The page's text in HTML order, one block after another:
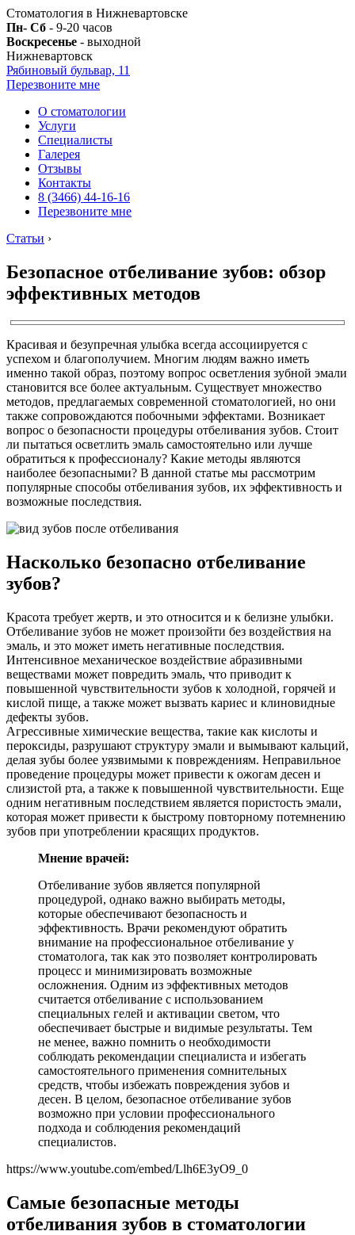
Стоматология в Нижневартовске
Пн- Сб - 9-20 часов
Воскресенье - выходной
Нижневартовск
Рябиновый бульвар, 11
Перезвоните мне
О стоматологии
Услуги
Специалисты
Галерея
Отзывы
Контакты
8 (3466) 44-16-16
Перезвоните мне
Статьи ›
Безопасное отбеливание зубов: обзор
эффективных методов
Красивая и безупречная улыбка всегда ассоциируется с
успехом и благополучием. Многим людям важно иметь
именно такой образ, поэтому вопрос осветления зубной эмали
становится все более актуальным. Существует множество
методов, предлагаемых современной стоматологией, но они
также сопровождаются побочными эффектами. Возникает
вопрос о безопасности процедуры отбеливания зубов. Стоит
ли пытаться осветлить эмаль самостоятельно или лучше
обратиться к профессионалу? Какие методы являются
наиболее безопасными? В данной статье мы рассмотрим
популярные способы отбеливания зубов, их эффективность и
возможные последствия.
Насколько безопасно отбеливание
зубов?
Красота требует жертв, и это относится и к белизне улыбки.
Отбеливание зубов не может произойти без воздействия на
эмаль, и это может иметь негативные последствия.
Интенсивное механическое воздействие абразивными
веществами может повредить эмаль, что приводит к
повышенной чувствительности зубов к холодной, горячей и
кислой пище, а также может вызвать кариес и клиновидные
дефекты зубов.
Агрессивные химические вещества, такие как кислоты и
пероксиды, разрушают структуру эмали и вымывают кальций,
делая зубы более уязвимыми к повреждениям. Неправильное
проведение процедуры может привести к ожогам десен и
слизистой рта, а также к повышенной чувствительности. Еще
одним негативным последствием является пористость эмали,
которая может привести к быстрому повторному потемнению
зубов при употреблении красящих продуктов.
Мнение врачей:
Отбеливание зубов является популярной
процедурой, однако важно выбирать методы,
которые обеспечивают безопасность и
эффективность. Врачи рекомендуют обратить
внимание на профессиональное отбеливание у
стоматолога, так как это позволяет контролировать
процесс и минимизировать возможные
осложнения. Одним из эффективных методов
считается отбеливание с использованием
специальных гелей и активации светом, что
обеспечивает быстрые и видимые результаты. Тем
не менее, важно помнить о необходимости
соблюдать рекомендации специалиста и избегать
самостоятельного применения сомнительных
средств, чтобы избежать повреждения зубов и
десен. В целом, безопасное отбеливание зубов
возможно при условии профессионального
подхода и соблюдения рекомендаций
специалистов.
https://www.youtube.com/embed/Llh6E3yO9_0
Самые безопасные методы
отбеливания зубов в стоматологии